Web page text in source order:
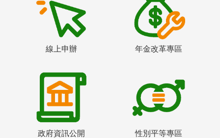
線上申辦 年金改革專區
政府資訊公開 性別平等專區